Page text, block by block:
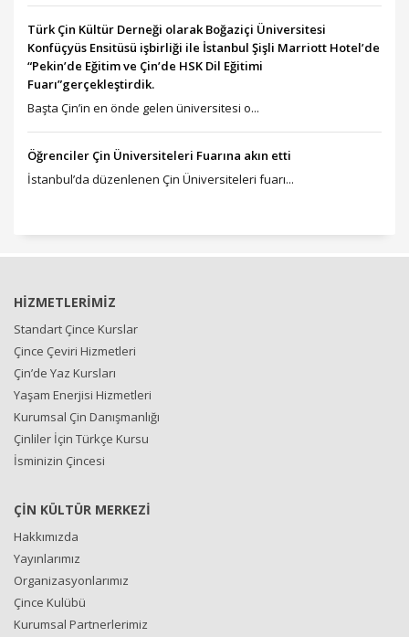
Türk Çin Kültür Derneği olarak Boğaziçi Üniversitesi
Konfüçyüs Ensitüsü işbirliği ile İstanbul Şişli Marriott Hotel’de
“Pekin’de Eğitim ve Çin’de HSK Dil Eğitimi
Fuarı”gerçekleştirdik.
Başta Çin’in en önde gelen üniversitesi o...
Öğrenciler Çin Üniversiteleri Fuarına akın etti
İstanbul’da düzenlenen Çin Üniversiteleri fuarı...
HİZMETLERİMİZ
Standart Çince Kurslar
Çince Çeviri Hizmetleri
Çin’de Yaz Kursları
Yaşam Enerjisi Hizmetleri
Kurumsal Çin Danışmanlığı
Çinliler İçin Türkçe Kursu
İsminizin Çincesi
ÇİN KÜLTÜR MERKEZİ
Hakkımızda
Yayınlarımız
Organizasyonlarımız
Çince Kulübü
Kurumsal Partnerlerimiz